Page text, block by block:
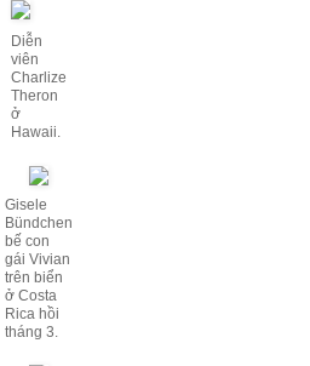
Diễn
viên
Charlize
Theron
ở
Hawaii.
Gisele
Bündchen
bế con
gái Vivian
trên biển
ở Costa
Rica hồi
tháng 3.